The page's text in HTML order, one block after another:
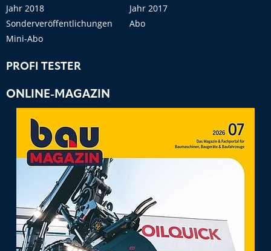
Jahr 2018
Jahr 2017
Sonderveröffentlichungen
Abo
Mini-Abo
PROFI TESTER
ONLINE-MAGAZIN